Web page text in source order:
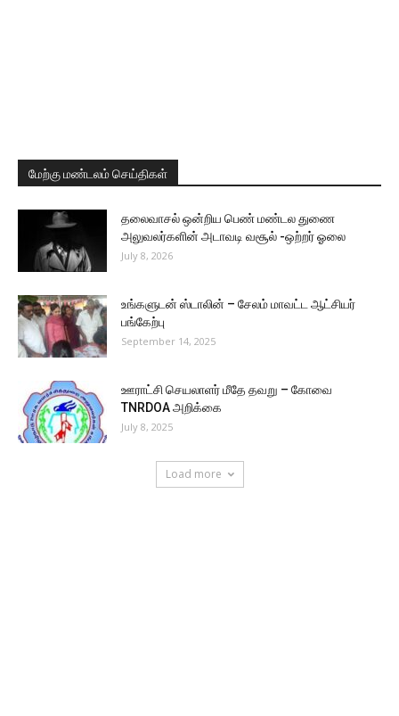
மேற்கு மண்டலம் செய்திகள்
தலைவாசல் ஒன்றிய பெண் மண்டல துணை
அலுவலர்களின் அடாவடி வசூல் -ஒற்றர் ஓலை
July 8, 2026
உங்களுடன் ஸ்டாலின் – சேலம் மாவட்ட ஆட்சியர்
பங்கேற்பு
September 14, 2025
ஊராட்சி செயலாளர் மீதே தவறு – கோவை
TNRDOA அறிக்கை
July 8, 2025
Load more